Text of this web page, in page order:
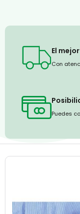
El
Con
Puedes